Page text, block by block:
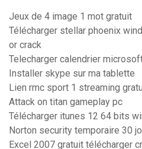
Jeux de 4 image 1 mot gratuit
Télécharger stellar phoenix
or crack
Telecharger calendrier
Installer skype sur ma tablette
Lien rmc sport 1 streaming
Attack on titan gameplay pc
Télécharger itunes 12 64 bits
Norton security temporaire 30
Excel 2007 gratuit télécharger